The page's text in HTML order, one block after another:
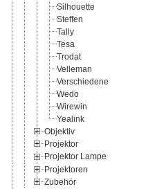
Silhouette
Steffen
Tally
Tesa
Trodat
Velleman
Verschiedene
Wedo
Wirewin
Yealink
Objektiv
Projektor
Projektor Lampe
Projektoren
Zubehör